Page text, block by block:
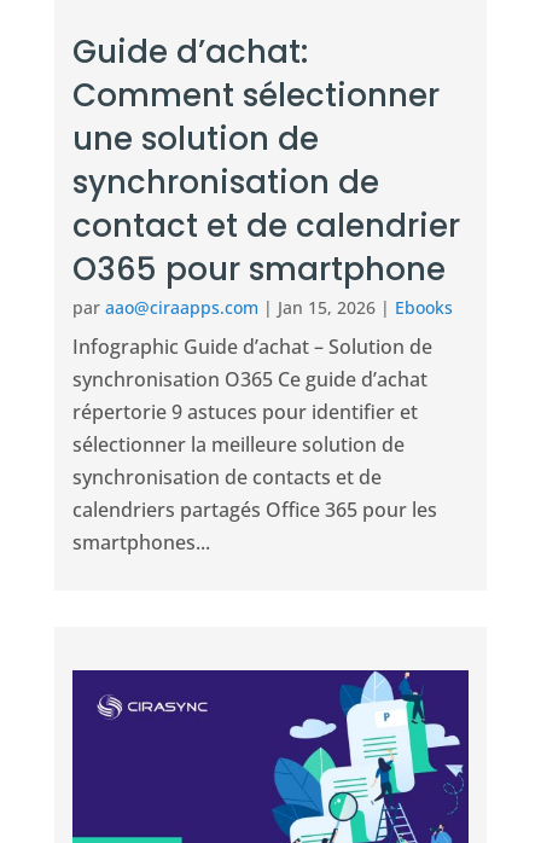
Guide d’achat:
Comment sélectionner
une solution de
synchronisation de
contact et de calendrier
O365 pour smartphone
par aao@ciraapps.com | Jan 15, 2026| Ebooks
Infographic Guide d’achat – Solution de
synchronisation O365 Ce guide d’achat
répertorie 9 astuces pour identifier et
sélectionner la meilleure solution de
synchronisation de contacts et de
calendriers partagés Office 365 pour les
smartphones...